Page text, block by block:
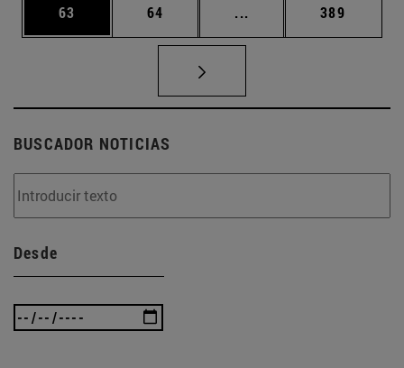
Página
63 Página
64 ... Páginas intermedias
Página
389
BUSCADOR NOTICIAS
Desde